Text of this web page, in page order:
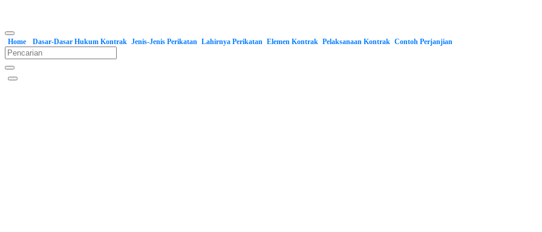
Home Dasar-Dasar Hukum Kontrak Jenis-Jenis Perikatan Lahirnya Perikatan Elemen Kontrak Pelaksanaan Kontrak Contoh Perjanjian